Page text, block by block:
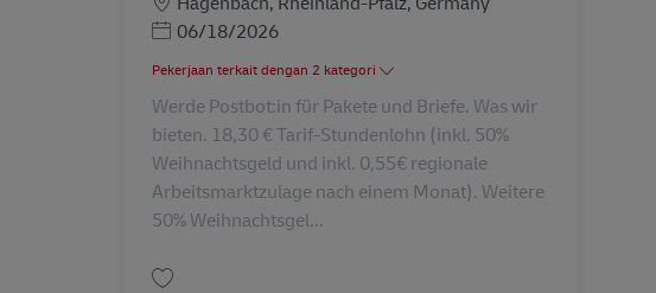
Posted Date
06/18/2026
Pekerjaan terkait dengan 2 kategori
Werde Postbot:in für Pakete und Briefe. Was wir
bieten. 18,30 € Tarif-Stundenlohn (inkl. 50%
Weihnachtsgeld und inkl. 0,55€ regionale
Arbeitsmarktzulage nach einem Monat). Weitere
50% Weihnachtsgel...